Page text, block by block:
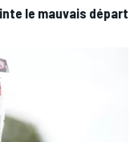
le mauvais départ